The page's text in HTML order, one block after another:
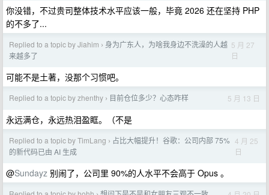
你没错，不过贵司整体技术水平应该一般，毕竟 2026 还在坚持 PHP
的不多了...
Replied to a topic by Jiahim › 身为广东人，为啥我身边不洗澡的人越
来越多了
5 月 27
日
可能不是土著，没那个习惯吧。
Replied to a topic by zhenthy › 目前仓位多少？心态咋样 5 月 13 日
永远满仓，永远热泪盈眶。（不是
Replied to a topic by TimLang › 占比大幅提升！谷歌：公司内部 75%
的新代码已由 AI 生成
4 月 25
日
@Sundayz 别闹了，公司里 90%的人水平不会高于 Opus 。